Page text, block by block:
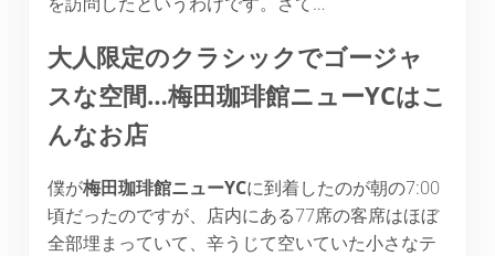
大人限定のクラシックでゴージャ
スな空間…梅田珈琲館ニューYCはこ
んなお店
僕が梅田珈琲館ニューYCに到着したのが朝の7:00
頃だったのですが、店内にある77席の客席はほぼ
全部埋まっていて、辛うじて空いていた小さなテ